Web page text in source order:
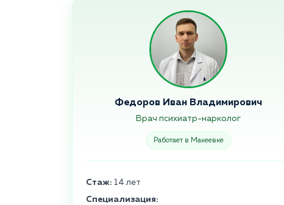
Федоров Иван Владимирович
Врач психиатр-нарколог
Работает в Макеевке
Стаж: 14 лет
Специализация: